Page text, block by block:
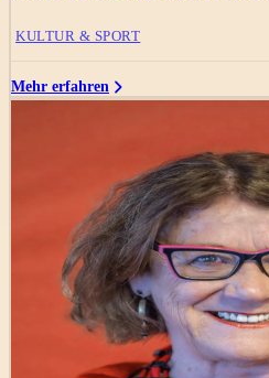
KULTUR & SPORT
Mehr erfahren